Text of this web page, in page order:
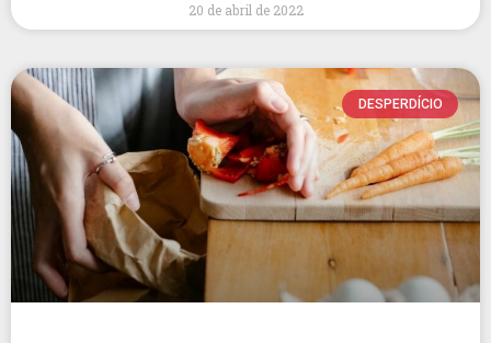
20 de abril de 2022
DESPERDÍCIO